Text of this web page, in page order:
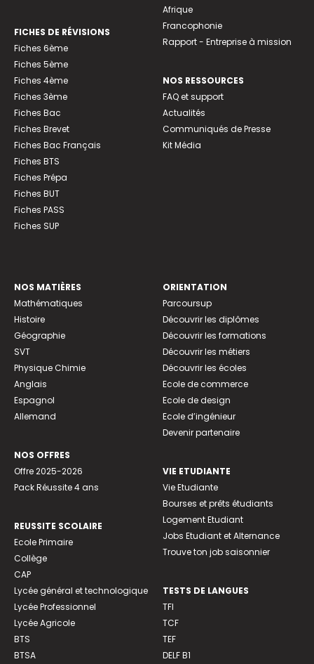
FICHES DE RÉVISIONS
Fiches 6ème
Fiches 5ème
Fiches 4ème
Fiches 3ème
Fiches Bac
Fiches Brevet
Fiches Bac Français
Fiches BTS
Fiches Prépa
Fiches BUT
Fiches PASS
Fiches SUP
Afrique
Francophonie
Rapport - Entreprise à mission
NOS RESSOURCES
FAQ et support
Actualités
Communiqués de Presse
Kit Média
NOS MATIÈRES
Mathématiques
Histoire
Géographie
SVT
Physique Chimie
Anglais
Espagnol
Allemand
NOS OFFRES
Offre 2025-2026
Pack Réussite 4 ans
REUSSITE SCOLAIRE
Ecole Primaire
Collège
CAP
Lycée général et technologique
Lycée Professionnel
Lycée Agricole
BTS
BTSA
ORIENTATION
Parcoursup
Découvrir les diplômes
Découvrir les formations
Découvrir les métiers
Découvrir les écoles
Ecole de commerce
Ecole de design
Ecole d’ingénieur
Devenir partenaire
VIE ETUDIANTE
Vie Etudiante
Bourses et prêts étudiants
Logement Etudiant
Jobs Etudiant et Alternance
Trouve ton job saisonnier
TESTS DE LANGUES
TFI
TCF
TEF
DELF B1